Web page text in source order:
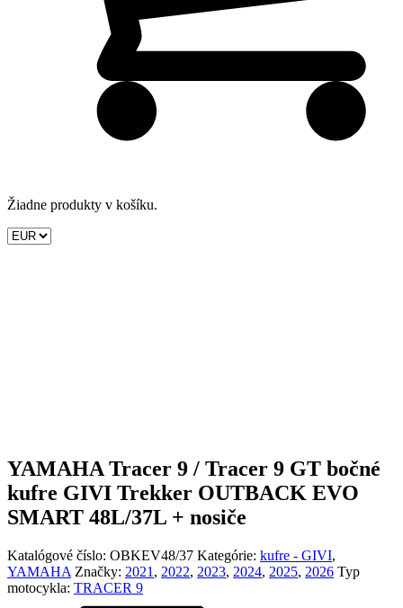
Žiadne produkty v košíku.
YAMAHA Tracer 9 / Tracer 9 GT bočné
kufre GIVI Trekker OUTBACK EVO
SMART 48L/37L + nosiče
Katalógové číslo: OBKEV48/37 Kategórie: kufre - GIVI,
YAMAHA Značky: 2021 , 2022, 2023, 2024, 2025, 2026 Typ
motocykla: TRACER 9